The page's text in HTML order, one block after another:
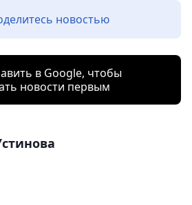
новостью
в Google, чтобы
новости первым